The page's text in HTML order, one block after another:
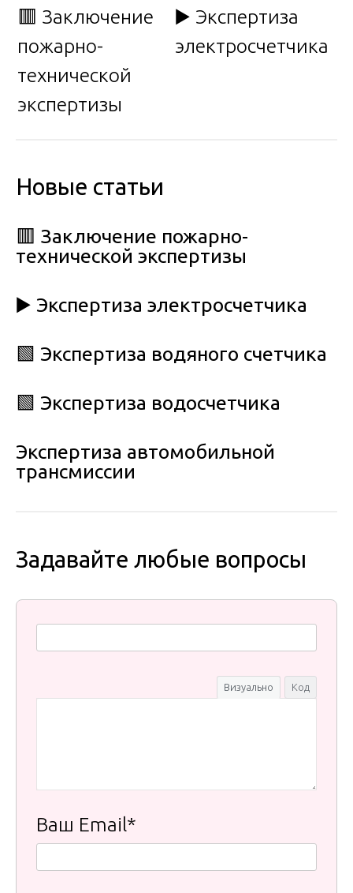
🟥 Заключение
пожарно-
технической
экспертизы
▶️ Экспертиза
электросчетчика
Новые статьи
🟥 Заключение пожарно-
технической экспертизы
▶️ Экспертиза электросчетчика
🟩 Экспертиза водяного счетчика
🟩 Экспертиза водосчетчика
Экспертиза автомобильной
трансмиссии
Задавайте любые вопросы
Визуально Код
Ваш Email*